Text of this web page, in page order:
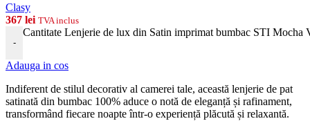
Clasy
367 lei TVA inclus
-
Cantitate Lenjerie de lux din Satin imprimat bumbac STI Mocha
Adauga in cos
Indiferent de stilul decorativ al camerei tale, această lenjerie de pat
satinată din bumbac 100% aduce o notă de eleganță și rafinament,
transformând fiecare noapte într-o experiență plăcută și relaxantă.